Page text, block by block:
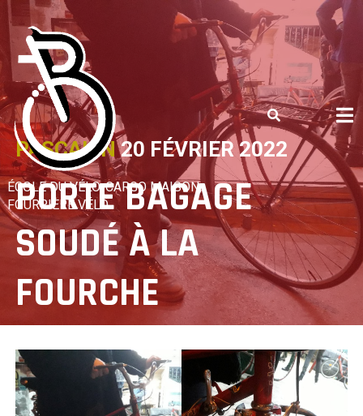
Skip
to
content
ÉCOLE DU VÉLO, CARGO MAISON,
FOURRIÈRE VÉLO
PASCALIN 20 FÉVRIER 2022
PORTE BAGAGE
SOUDÉ À LA
FOURCHE